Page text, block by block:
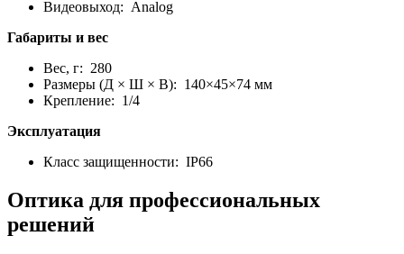
Видеовыход: Analog
Габариты и вес
Вес, г: 280
Размеры (Д × Ш × В): 140×45×74 мм
Крепление: 1/4
Эксплуатация
Класс защищенности: IP66
Оптика для профессиональных
решений